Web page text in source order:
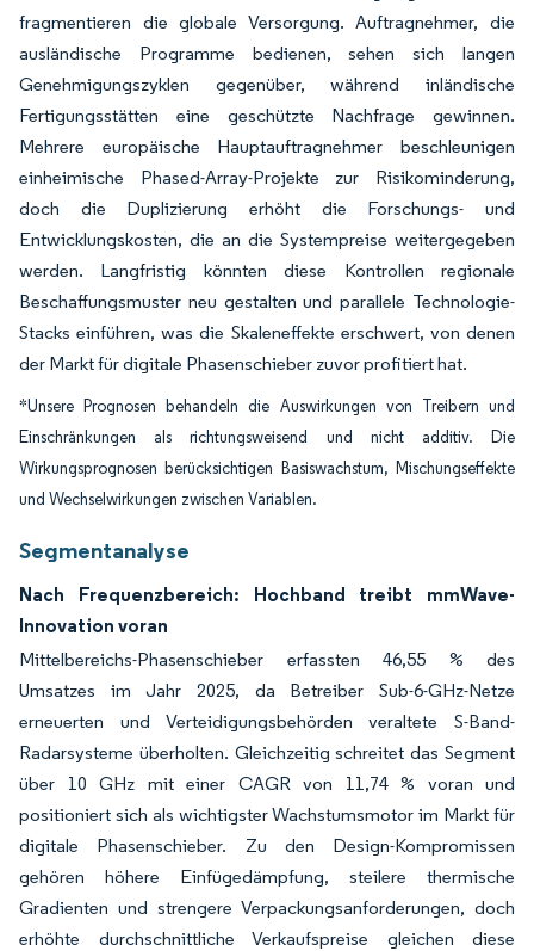
fragmentieren die globale Versorgung. Auftragnehmer, die
ausländische Programme bedienen, sehen sich langen
Genehmigungszyklen gegenüber, während inländische
Fertigungsstätten eine geschützte Nachfrage gewinnen.
Mehrere europäische Hauptauftragnehmer beschleunigen
einheimische Phased-Array-Projekte zur Risikominderung,
doch die Duplizierung erhöht die Forschungs- und
Entwicklungskosten, die an die Systempreise weitergegeben
werden. Langfristig könnten diese Kontrollen regionale
Beschaffungsmuster neu gestalten und parallele Technologie-
Stacks einführen, was die Skaleneffekte erschwert, von denen
der Markt für digitale Phasenschieber zuvor profitiert hat.
*Unsere Prognosen behandeln die Auswirkungen von Treibern und
Einschränkungen als richtungsweisend und nicht additiv. Die
Wirkungsprognosen berücksichtigen Basiswachstum, Mischungseffekte
und Wechselwirkungen zwischen Variablen.
Segmentanalyse
Nach Frequenzbereich: Hochband treibt mmWave-
Innovation voran
Mittelbereichs-Phasenschieber erfassten 46,55 % des
Umsatzes im Jahr 2025, da Betreiber Sub-6-GHz-Netze
erneuerten und Verteidigungsbehörden veraltete S-Band-
Radarsysteme überholten. Gleichzeitig schreitet das Segment
über 10 GHz mit einer CAGR von 11,74 % voran und
positioniert sich als wichtigster Wachstumsmotor im Markt für
digitale Phasenschieber. Zu den Design-Kompromissen
gehören höhere Einfügedämpfung, steilere thermische
Gradienten und strengere Verpackungsanforderungen, doch
erhöhte durchschnittliche Verkaufspreise gleichen diese